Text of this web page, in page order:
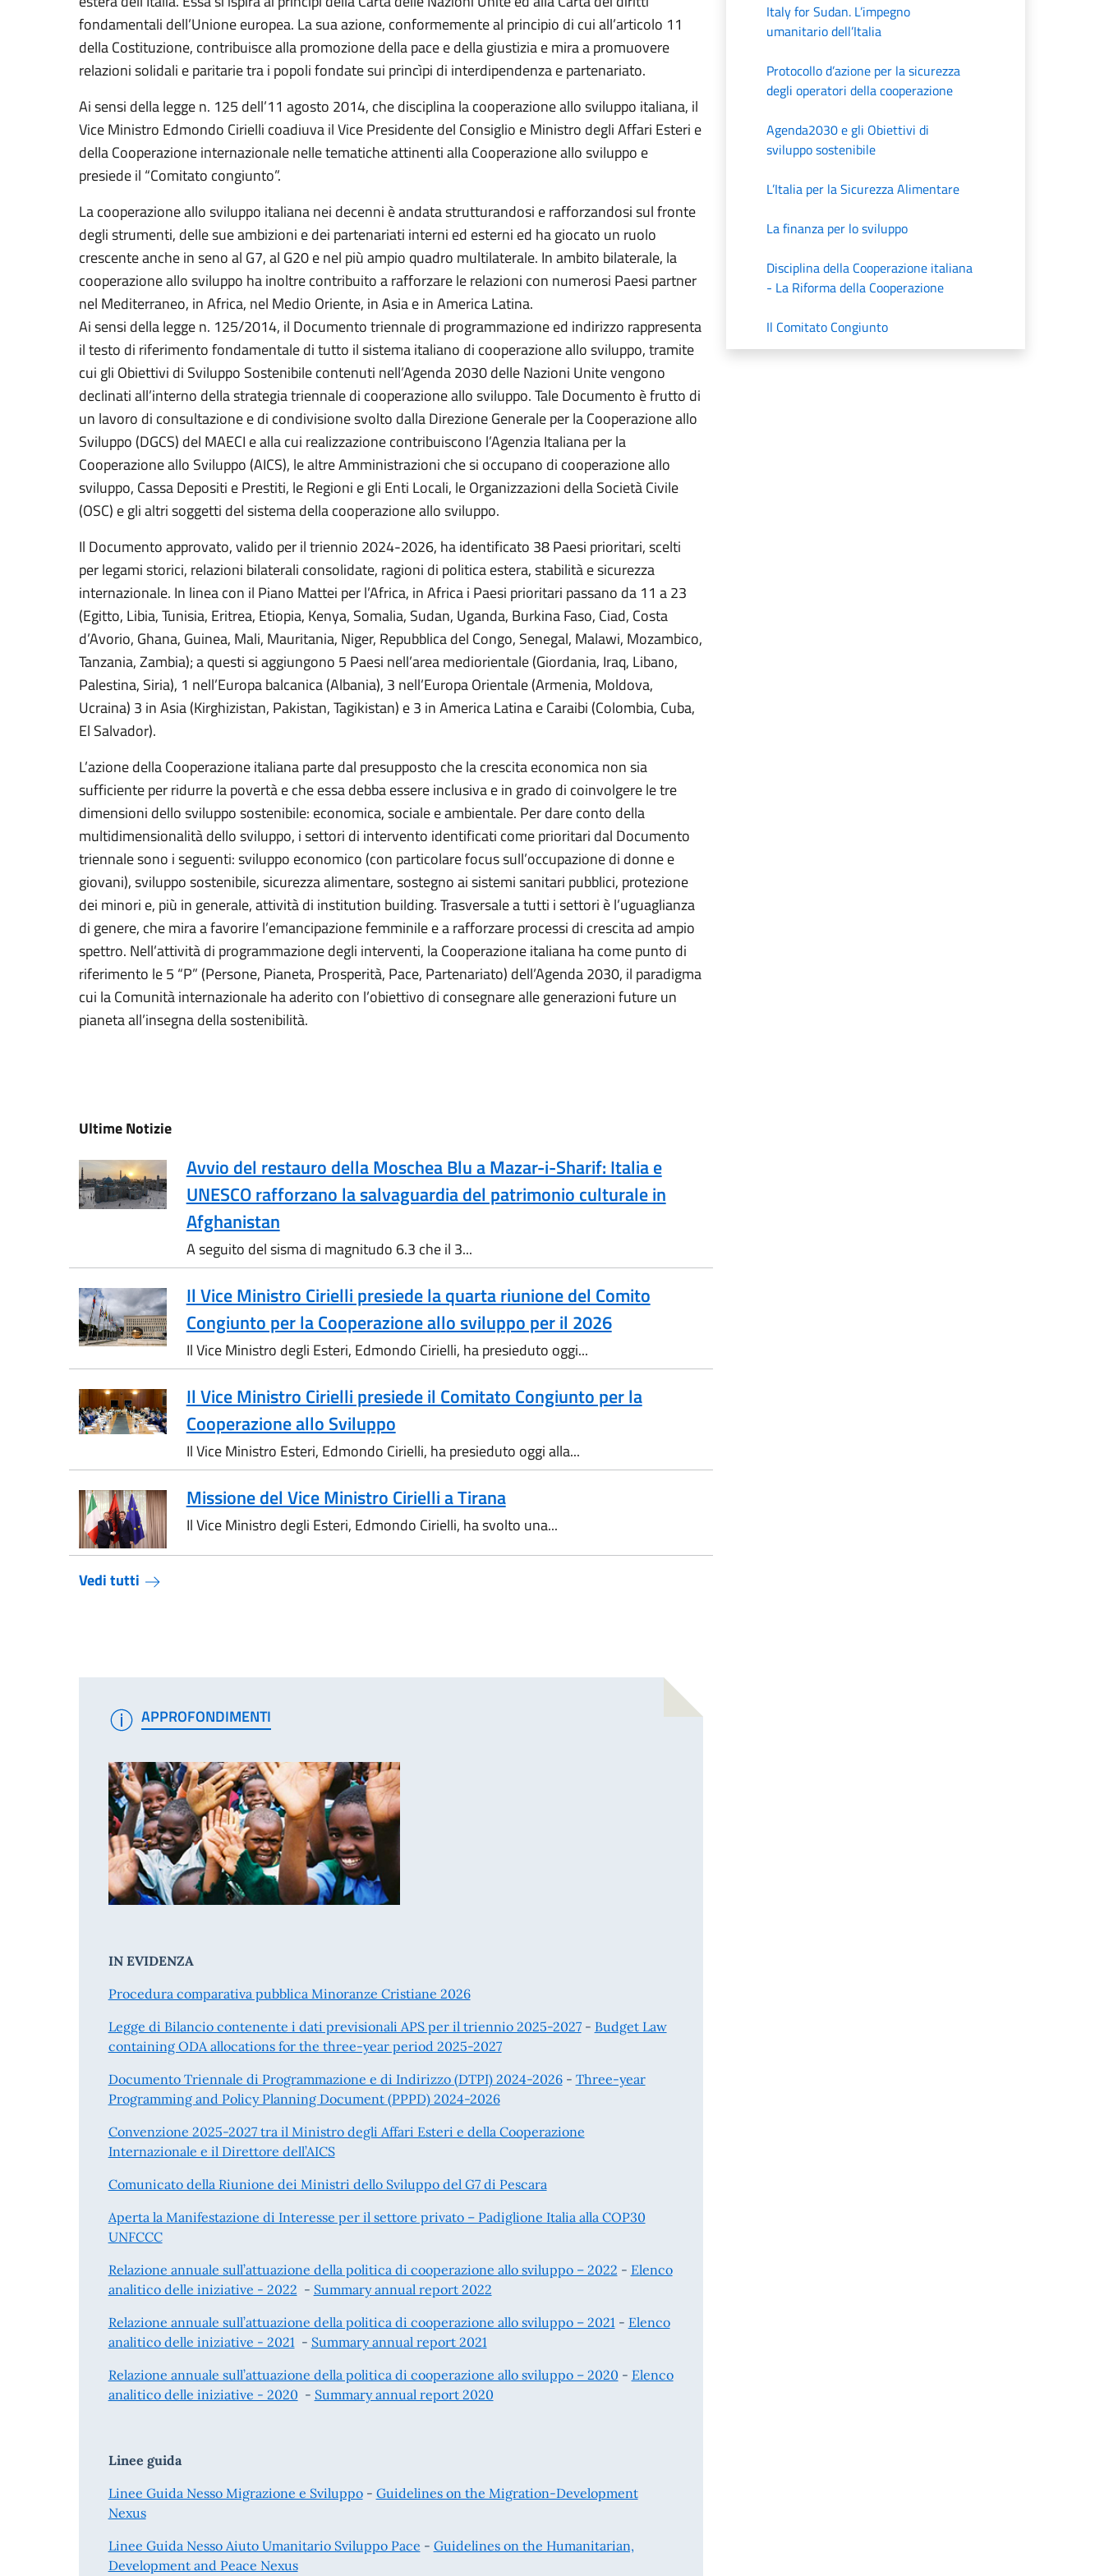
fondamentali dell’Unione europea. La sua azione, conformemente al principio di cui all’articolo 11
della Costituzione, contribuisce alla promozione della pace e della giustizia e mira a promuovere
relazioni solidali e paritarie tra i popoli fondate sui princìpi di interdipendenza e partenariato.
Ai sensi della legge n. 125 dell’11 agosto 2014, che disciplina la cooperazione allo sviluppo italiana, il
Vice Ministro Edmondo Cirielli coadiuva il Vice Presidente del Consiglio e Ministro degli Affari Esteri e
della Cooperazione internazionale nelle tematiche attinenti alla Cooperazione allo sviluppo e
presiede il “Comitato congiunto”.
La cooperazione allo sviluppo italiana nei decenni è andata strutturandosi e rafforzandosi sul fronte
degli strumenti, delle sue ambizioni e dei partenariati interni ed esterni ed ha giocato un ruolo
crescente anche in seno al G7, al G20 e nel più ampio quadro multilaterale. In ambito bilaterale, la
cooperazione allo sviluppo ha inoltre contribuito a rafforzare le relazioni con numerosi Paesi partner
nel Mediterraneo, in Africa, nel Medio Oriente, in Asia e in America Latina.
Ai sensi della legge n. 125/2014, il Documento triennale di programmazione ed indirizzo rappresenta
il testo di riferimento fondamentale di tutto il sistema italiano di cooperazione allo sviluppo, tramite
cui gli Obiettivi di Sviluppo Sostenibile contenuti nell’Agenda 2030 delle Nazioni Unite vengono
declinati all’interno della strategia triennale di cooperazione allo sviluppo. Tale Documento è frutto di
un lavoro di consultazione e di condivisione svolto dalla Direzione Generale per la Cooperazione allo
Sviluppo (DGCS) del MAECI e alla cui realizzazione contribuiscono l’Agenzia Italiana per la
Cooperazione allo Sviluppo (AICS), le altre Amministrazioni che si occupano di cooperazione allo
sviluppo, Cassa Depositi e Prestiti, le Regioni e gli Enti Locali, le Organizzazioni della Società Civile
(OSC) e gli altri soggetti del sistema della cooperazione allo sviluppo.
Il Documento approvato, valido per il triennio 2024-2026, ha identificato 38 Paesi prioritari, scelti
per legami storici, relazioni bilaterali consolidate, ragioni di politica estera, stabilità e sicurezza
internazionale. In linea con il Piano Mattei per l’Africa, in Africa i Paesi prioritari passano da 11 a 23
(Egitto, Libia, Tunisia, Eritrea, Etiopia, Kenya, Somalia, Sudan, Uganda, Burkina Faso, Ciad, Costa
d’Avorio, Ghana, Guinea, Mali, Mauritania, Niger, Repubblica del Congo, Senegal, Malawi, Mozambico,
Tanzania, Zambia); a questi si aggiungono 5 Paesi nell’area mediorientale (Giordania, Iraq, Libano,
Palestina, Siria), 1 nell’Europa balcanica (Albania), 3 nell’Europa Orientale (Armenia, Moldova,
Ucraina) 3 in Asia (Kirghizistan, Pakistan, Tagikistan) e 3 in America Latina e Caraibi (Colombia, Cuba,
El Salvador).
L’azione della Cooperazione italiana parte dal presupposto che la crescita economica non sia
sufficiente per ridurre la povertà e che essa debba essere inclusiva e in grado di coinvolgere le tre
dimensioni dello sviluppo sostenibile: economica, sociale e ambientale. Per dare conto della
multidimensionalità dello sviluppo, i settori di intervento identificati come prioritari dal Documento
triennale sono i seguenti: sviluppo economico (con particolare focus sull’occupazione di donne e
giovani), sviluppo sostenibile, sicurezza alimentare, sostegno ai sistemi sanitari pubblici, protezione
dei minori e, più in generale, attività di institution building. Trasversale a tutti i settori è l’uguaglianza
di genere, che mira a favorire l’emancipazione femminile e a rafforzare processi di crescita ad ampio
spettro. Nell’attività di programmazione degli interventi, la Cooperazione italiana ha come punto di
riferimento le 5 “P” (Persone, Pianeta, Prosperità, Pace, Partenariato) dell’Agenda 2030, il paradigma
cui la Comunità internazionale ha aderito con l’obiettivo di consegnare alle generazioni future un
pianeta all’insegna della sostenibilità.
Ultime Notizie
Avvio del restauro della Moschea Blu a Mazar-i-Sharif: Italia e
UNESCO rafforzano la salvaguardia del patrimonio culturale in
Afghanistan
A seguito del sisma di magnitudo 6.3 che il 3...
Il Vice Ministro Cirielli presiede la quarta riunione del Comito
Congiunto per la Cooperazione allo sviluppo per il 2026
Il Vice Ministro degli Esteri, Edmondo Cirielli, ha presieduto oggi...
Il Vice Ministro Cirielli presiede il Comitato Congiunto per la
Cooperazione allo Sviluppo
Il Vice Ministro Esteri, Edmondo Cirielli, ha presieduto oggi alla...
Missione del Vice Ministro Cirielli a Tirana
Il Vice Ministro degli Esteri, Edmondo Cirielli, ha svolto una...
Vedi tutti
APPROFONDIMENTI
IN EVIDENZA
Procedura comparativa pubblica Minoranze Cristiane 2026
Legge di Bilancio contenente i dati previsionali APS per il triennio 2025-2027- Budget Law
containing ODA allocations for the three-year period 2025-2027
Documento Triennale di Programmazione e di Indirizzo (DTPI) 2024-2026- Three-year
Programming and Policy Planning Document (PPPD) 2024-2026
Convenzione 2025-2027 tra il Ministro degli Affari Esteri e della Cooperazione
Internazionale e il Direttore dell’AICS
Comunicato della Riunione dei Ministri dello Sviluppo del G7 di Pescara
Aperta la Manifestazione di Interesse per il settore privato – Padiglione Italia alla COP30
UNFCCC
Relazione annuale sull’attuazione della politica di cooperazione allo sviluppo – 2022 - Elenco
analitico delle iniziative - 2022 - Summary annual report 2022
Relazione annuale sull’attuazione della politica di cooperazione allo sviluppo – 2021- Elenco
analitico delle iniziative - 2021- Summary annual report 2021
Relazione annuale sull’attuazione della politica di cooperazione allo sviluppo – 2020 - Elenco
analitico delle iniziative - 2020 - Summary annual report 2020
Linee guida
Linee Guida Nesso Migrazione e Sviluppo- Guidelines on the Migration-Development
Nexus
Linee Guida Nesso Aiuto Umanitario Sviluppo Pace - Guidelines on the Humanitarian,
Development and Peace Nexus
Italy for Sudan. L’impegno
umanitario dell’Italia
Protocollo d’azione per la sicurezza
degli operatori della cooperazione
Agenda2030 e gli Obiettivi di
sviluppo sostenibile
L’Italia per la Sicurezza Alimentare
La finanza per lo sviluppo
Disciplina della Cooperazione italiana
- La Riforma della Cooperazione
Il Comitato Congiunto